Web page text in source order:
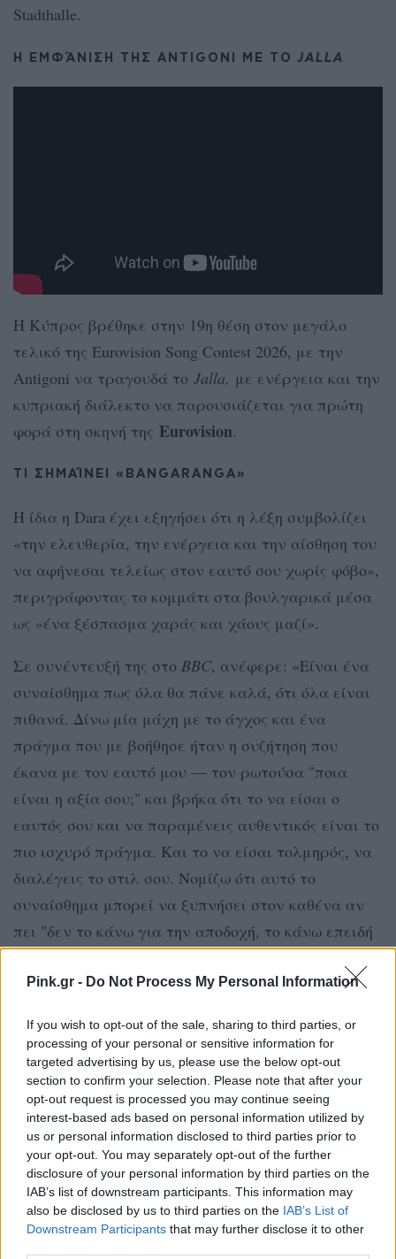
Pink.gr - Do Not Process My Personal Information
If you wish to opt-out of the sale, sharing to third parties, or
processing of your personal or sensitive information for
targeted advertising by us, please use the below opt-out
section to confirm your selection. Please note that after your
opt-out request is processed you may continue seeing
interest-based ads based on personal information utilized by
us or personal information disclosed to third parties prior to
your opt-out. You may separately opt-out of the further
disclosure of your personal information by third parties on the
IAB’s list of downstream participants. This information may
also be disclosed by us to third parties on the IAB’s List of
Downstream Participants that may further disclose it to other
Stadthalle.
Η ΕΜΦΆΝΙΣΗ ΤΗΣ ANTIGONI ΜΕ ΤΟ JALLA
Η Κύπρος βρέθηκε στην 19η θέση στον μεγάλο
τελικό της Eurovision Song Contest 2026, με την
Antigoni να τραγουδά το Jalla, με ενέργεια και την
κυπριακή διάλεκτο να παρουσιάζεται για πρώτη
φορά στη σκηνή της Eurovision.
ΤΙ ΣΗΜΑΊΝΕΙ «BANGARANGA»
Η ίδια η Dara έχει εξηγήσει ότι η λέξη συμβολίζει
«την ελευθερία, την ενέργεια και την αίσθηση του
να αφήνεσαι τελείως στον εαυτό σου χωρίς φόβο»,
περιγράφοντας το κομμάτι στα βουλγαρικά μέσα
ως «ένα ξέσπασμα χαράς και χάους μαζί».
Σε συνέντευξή της στο BBC, ανέφερε: «Είναι ένα
συναίσθημα πως όλα θα πάνε καλά, ότι όλα είναι
πιθανά. Δίνω μία μάχη με το άγχος και ένα
πράγμα που με βοήθησε ήταν η συζήτηση που
έκανα με τον εαυτό μου — τον ρωτούσα "ποια
είναι η αξία σου;" και βρήκα ότι το να είσαι ο
εαυτός σου και να παραμένεις αυθεντικός είναι το
πιο ισχυρό πράγμα. Και το να είσαι τολμηρός, να
διαλέγεις το στιλ σου. Νομίζω ότι αυτό το
συναίσθημα μπορεί να ξυπνήσει στον καθένα αν
πει "δεν το κάνω για την αποδοχή, το κάνω επειδή
ΗDaraγεννήθηκε το1998στηΒάρνακαι από
νωρίς ασχολήθηκε ενεργά με τη μουσική,
σπουδάζοντας παραδοσιακά φωνητικά στο μουσικό
σχολείοΝτόμπρι Χρίστοβτης πόλης. Η πρώτη
μεγάλη ώθηση στην καριέρα της ήρθε το2015
συμμετείχε στο βουλγαρικόX Factor, φτάνοντας
μέχρι τον τελικό σε ηλικία μόλις17 ετών.